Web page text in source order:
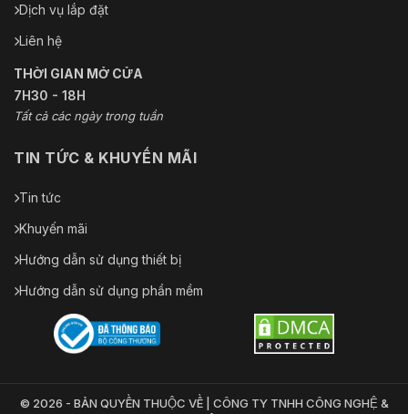
Dịch vụ lắp đặt
Liên hệ
THỜI GIAN MỞ CỬA
7H30 - 18H
Tất cả các ngày trong tuần
TIN TỨC & KHUYẾN MÃI
Tin tức
Khuyến mãi
Hướng dẫn sử dụng thiết bị
Hướng dẫn sử dụng phần mềm
© 2026 - BẢN QUYỀN THUỘC VỀ | CÔNG TY TNHH CÔNG NGHỆ &